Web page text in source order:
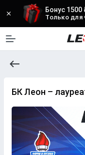
Бонус 1500
Только для
БК Леон –